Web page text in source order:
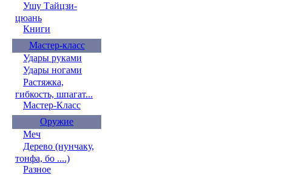
Ушу Тайцзи-
цюань
Книги
Мастер-класс
Удары руками
Удары ногами
Растяжка,
гибкость, шпагат...
Мастер-Класс
Оружие
Меч
Дерево (нунчаку,
тонфа, бо ....)
Разное